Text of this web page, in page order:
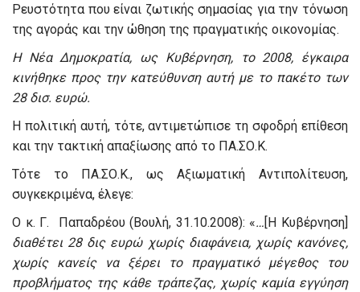
Ρευστότητα που είναι ζωτικής σημασίας για την τόνωση
της αγοράς και την ώθηση της πραγματικής οικονομίας.
Η Νέα Δημοκρατία, ως Κυβέρνηση, το 2008, έγκαιρα
κινήθηκε προς την κατεύθυνση αυτή με το πακέτο των
28 δισ. ευρώ.
Η πολιτική αυτή, τότε, αντιμετώπισε τη σφοδρή επίθεση
και την τακτική απαξίωσης από το ΠΑ.ΣΟ.Κ.
Τότε το ΠΑ.ΣΟ.Κ., ως Αξιωματική Αντιπολίτευση,
συγκεκριμένα, έλεγε:
Ο κ. Γ. Παπαδρέου (Βουλή, 31.10.2008): «…[Η Κυβέρνηση]
διαθέτει 28 δις ευρώ χωρίς διαφάνεια, χωρίς κανόνες,
χωρίς κανείς να ξέρει το πραγματικό μέγεθος του
προβλήματος της κάθε τράπεζας, χωρίς καμία εγγύηση